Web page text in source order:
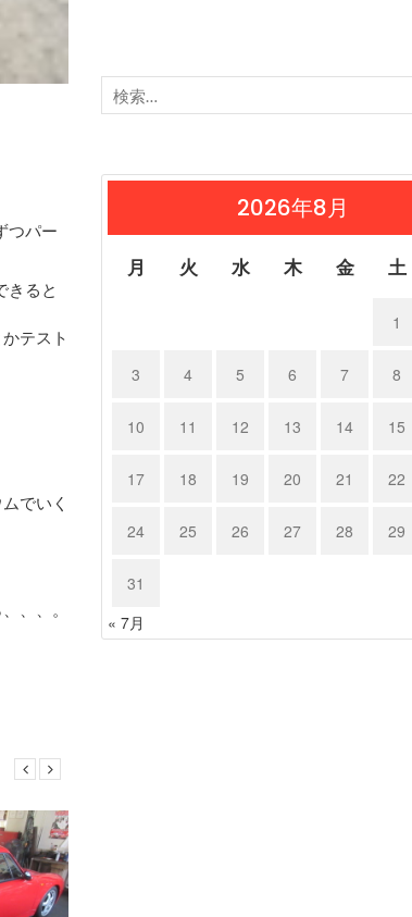
つパー
きると
テスト
でいく
、、。
2026年8月
月 火 水 木 金 土
1
3 4 5 6 7 8
10 11 12 13 14 15
17 18 19 20 21 22
24 25 26 27 28 29
31
« 7月